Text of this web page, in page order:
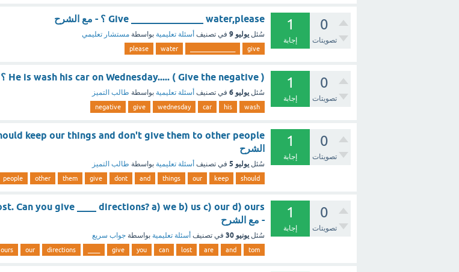
0
تصويتات
1
إجابة
Give _______________ water,please ؟ - مع الشرح
سُئل يوليو 9 في تصنيف أسئلة تعليمية بواسطة مستشار تعليمي
give
water
please
0
تصويتات
1
إجابة
He is wash his car on Wednesday..... ( Give the negative ) ؟ - مع الشرح
سُئل يوليو 6 في تصنيف أسئلة تعليمية بواسطة طالب التميز
wash
his
car
wednesday
give
negative
0
تصويتات
1
إجابة
الشرح
سُئل يوليو 5 في تصنيف أسئلة تعليمية بواسطة طالب التميز
should
keep
our
things
and
dont
give
them
other
people
0
تصويتات
1
إجابة
- مع الشرح
سُئل يونيو 30 في تصنيف أسئلة تعليمية بواسطة جواب سريع
tom
and
are
lost
can
you
give
directions
our
ours